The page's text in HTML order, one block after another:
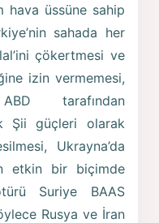
hava üssüne sahip
sahada her
çökertmesi ve
izin vermemesi,
tarafından
Şii güçleri olarak
Ukrayna’da
etkin bir biçimde
Suriye BAAS
Rusya ve İran